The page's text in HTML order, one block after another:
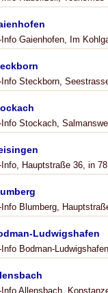
Gaienhofen, Im
Steckborn,
Stockach,
Hauptstraße 36, in
Blumberg,
Ludwigshafen
Bodman-
Allensbach,